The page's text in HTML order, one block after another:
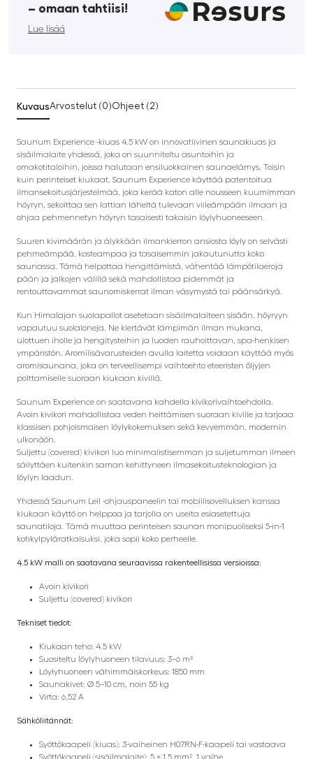
­– omaan tahtiisi!
Lue lisää
KuvausArvostelut (0)Ohjeet (2)
Saunum Experience -kiuas 4.5 kW on innovatiivinen saunakiuas ja
sisäilmalaite yhdessä, joka on suunniteltu asuntoihin ja
omakotitaloihin, joissa halutaan ensiluokkainen saunaelämys. Toisin
kuin perinteiset kiukaat, Saunum Experience käyttää patentoitua
ilmansekoitusjärjestelmää, joka kerää katon alle nousseen kuumimman
höyryn, sekoittaa sen lattian läheltä tulevaan viileämpään ilmaan ja
ohjaa pehmennetyn höyryn tasaisesti takaisin löylyhuoneeseen.
Suuren kivimäärän ja älykkään ilmankierron ansiosta löyly on selvästi
pehmeämpää, kosteampaa ja tasaisemmin jakautunutta koko
saunassa. Tämä helpottaa hengittämistä, vähentää lämpötilaeroja
pään ja jalkojen välillä sekä mahdollistaa pidemmät ja
rentouttavammat saunomiskerrat ilman väsymystä tai päänsärkyä.
Kun Himalajan suolapallot asetetaan sisäilmalaiteen sisään, höyryyn
vapautuu suolaioneja. Ne kiertävät lämpimän ilman mukana,
ulottuen iholle ja hengitysteihin ja luoden rauhoittavan, spa-henkisen
ympäristön. Aromilisävarusteiden avulla laitetta voidaan käyttää myös
aromisaunana, joka on terveellisempi vaihtoehto eteeristen öljyjen
polttamiselle suoraan kiukaan kivillä.
Saunum Experience on saatavana kahdella kivikorivaihtoehdolla.
Avoin kivikori mahdollistaa veden heittämisen suoraan kiville ja tarjoaa
klassisen pohjoismaisen löylykokemuksen sekä kevyemmän, modernin
ulkonäön.
Suljettu (covered) kivikori luo minimalistisemman ja suljetumman ilmeen
säilyttäen kuitenkin saman kehittyneen ilmasekoitusteknologian ja
löylyn laadun.
Yhdessä Saunum Leil -ohjauspaneelin tai mobiilisovelluksen kanssa
kiukaan käyttö on helppoa ja tarjolla on useita esiasetettuja
saunatiloja. Tämä muuttaa perinteisen saunan monipuoliseksi 5-in-1
kotikylpyläratkaisuksi, joka sopii koko perheelle.
4.5 kW malli on saatavana seuraavissa rakenteellisissa versioissa:
Avoin kivikori
Suljettu (covered) kivikori
Tekniset tiedot:
Kiukaan teho: 4.5 kW
Suositeltu löylyhuoneen tilavuus: 3–6 m³
Löylyhuoneen vähimmäiskorkeus: 1850 mm
Saunakivet: Ø 5–10 cm, noin 55 kg
Virta: 6.52 A
Sähköliitännät:
Syöttökaapeli (kiuas): 3-vaiheinen H07RN-F-kaapeli tai vastaava
Syöttökaapeli (sisäilmalaite): 5 × 1,5 mm², 1 vaihe